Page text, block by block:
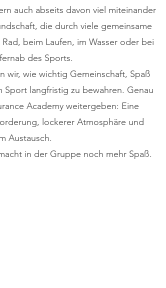
auch abseits davon viel miteinander
die durch viele gemeinsame
beim Laufen, im Wasser oder bei
des Sports.
wir, wie wichtig Gemeinschaft, Spaß
langfristig zu bewahren. Genau
Academy weitergeben: Eine
lockerer Atmosphäre und
Austausch.
in der Gruppe noch mehr Spaß.